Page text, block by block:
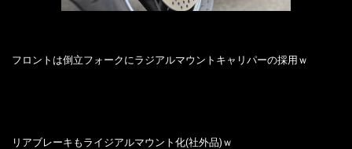
フロントは倒立フォークにラジアルマウントキャリパーの採用ｗ
リアブレーキもライジアルマウント化(社外品)ｗ